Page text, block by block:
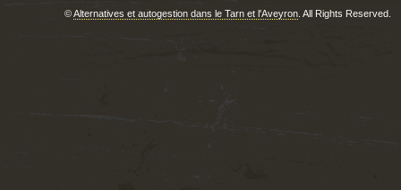
©Alternatives et autogestion dans le Tarn et l'Aveyron . All Rights Reserved.